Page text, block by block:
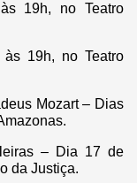
19h, no Teatro
19h, no Teatro
Mozart – Dias
– Dia 17 de
da Justiça.